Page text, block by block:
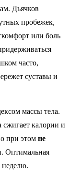
Дьячков
пробежек,
или боль
часто,
суставы и
массы тела.
калории и
при этом не
. Оптимальная
неделю.